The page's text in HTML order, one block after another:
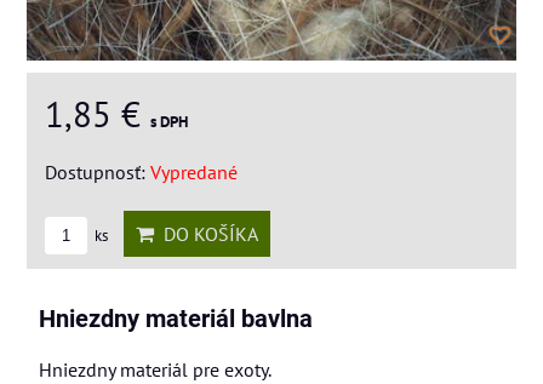
1,85 € s DPH
Dostupnosť: Vypredané
ks DO KOŠÍKA
Hniezdny materiál bavlna
Hniezdny materiál pre exoty.